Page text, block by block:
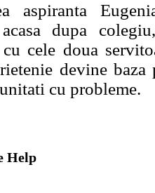
aspiranta
dupa
cele doua
devine
cu probleme.
Help